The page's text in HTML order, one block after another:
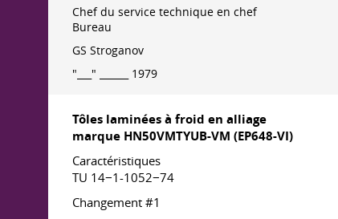
Chef du service technique en chef
Bureau
GS Stroganov
"___" ______ 1979
Tôles laminées à froid en alliage
marque HN50VMTYUB-VM (EP648-VI)
Caractéristiques
TU 14−1-1052−74
Changement #1